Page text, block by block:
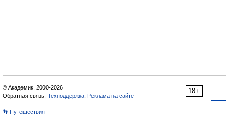
18+
© Академик, 2000-2026
Обратная связь: Техподдержка Реклама на сайте
👣 Путешествия